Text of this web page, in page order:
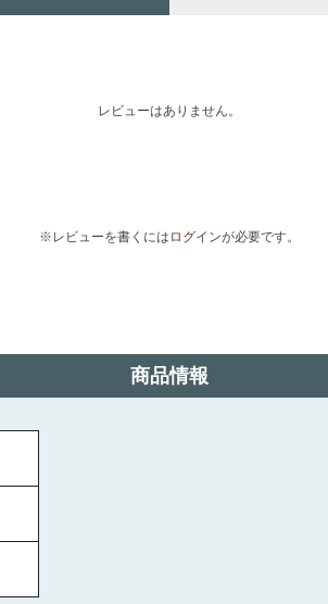
レビューはありません。
※レビューを書くには ログインが必要です。
商品情報